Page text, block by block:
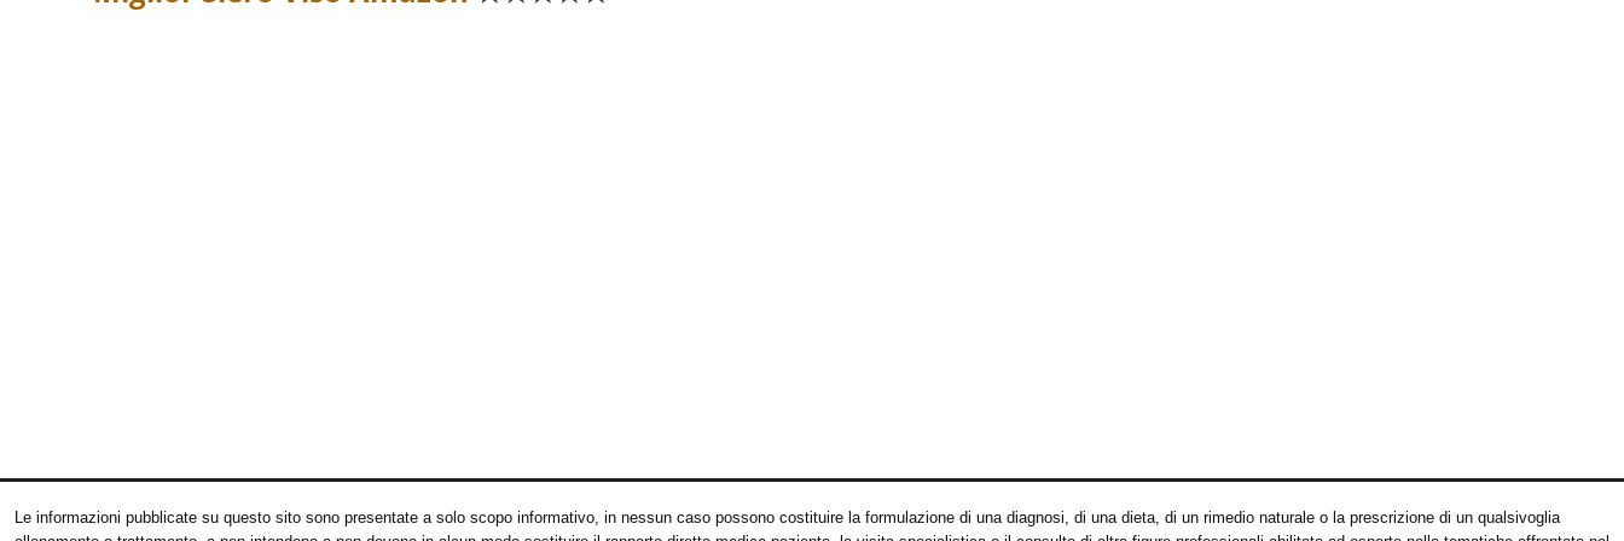
Le informazioni pubblicate su questo sito sono presentate a solo scopo informativo, in nessun caso possono costituire la formulazione di una diagnosi, di una dieta, di un rimedio naturale o la prescrizione di un qualsivoglia